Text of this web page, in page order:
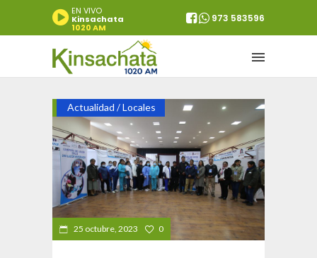
EN VIVO
Kinsachata
1020 AM
973 583596
Actualidad /Locales
25 octubre, 2023 0